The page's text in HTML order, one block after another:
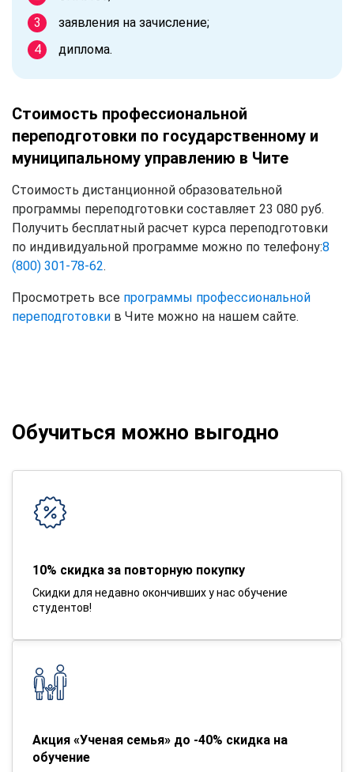
заявления на зачисление;
диплома.
Стоимость профессиональной
переподготовки по государственному и
муниципальному управлению в Чите
Стоимость дистанционной образовательной
программы переподготовки составляет 23 080 руб.
Получить бесплатный расчет курса переподготовки
по индивидуальной программе можно по телефону:8
(800) 301-78-62.
Просмотреть все программы профессиональной
переподготовки в Чите можно на нашем сайте.
Обучиться можно выгодно
10% скидка за повторную покупку
Скидки для недавно окончивших у нас обучение
студентов!
Акция «Ученая семья» до -40% скидка на
обучение